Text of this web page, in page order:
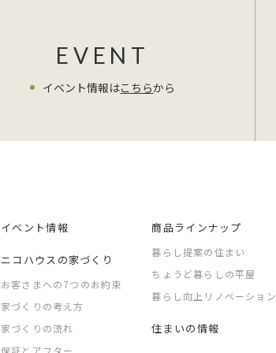
EVENT
イベント情報はこちらから
イベント情報
ニコハウスの家づくり
お客さまへの7つのお約束
家づくりの考え方
家づくりの流れ
保証とアフター
商品ラインナップ
暮らし提案の住まい
ちょうど暮らしの平屋
暮らし向上リノベーション
住まいの情報